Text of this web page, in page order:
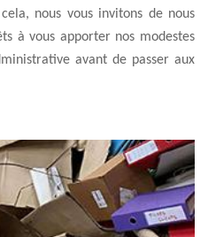
nous vous invitons de nous
à vous apporter nos modestes
avant de passer aux